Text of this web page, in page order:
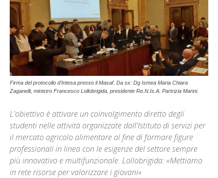
Firma del protocollo d'Intesa presso il Masaf. Da sx: Dg Ismea Maria Chiara
Zaganelli, ministro Francesco Lollobrigida, presidente Re.N.Is.A. Partrizia Marini.
L'obiettivo è attivare un coinvolgimento diretto degli
studenti nelle attività organizzate dall'Istituto di servizi per
il mercato agricolo alimentare al fine di formare figure
professionali in linea con le esigenze del settore sempre
più innovativo e multifunzionale. Lollobrigida: «Mettiamo
in rete risorse per valorizzare i giovani»